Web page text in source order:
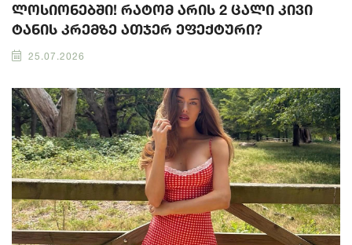
ლოსიონებში! რატომ არის 2 ცალი კივი
ტანის კრემზე ათჯერ ეფექტური?
25.07.2026